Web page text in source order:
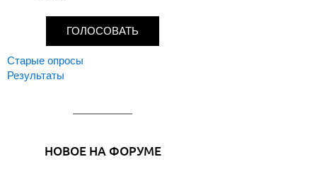
Старые опросы
Результаты
НОВОЕ НА ФОРУМЕ